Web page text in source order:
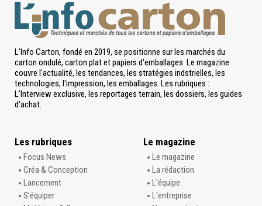
L'Info Carton, fondé en 2019, se positionne sur les marchés du
carton ondulé, carton plat et papiers d'emballages. Le magazine
couvre l'actualité, les tendances, les stratégies indstrielles, les
technologies, l'impression, les emballages. Les rubriques :
L'Interview exclusive, les reportages terrain, les dossiers, les guides
d'achat.
Les rubriques
Focus News
Créa & Conception
Lancement
S’équiper
Le magazine
Le magazine
La rédaction
L'équipe
L'entreprise